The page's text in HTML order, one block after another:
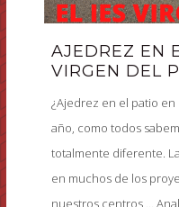
AJEDREZ EN
VIRGEN DEL
¿Ajedrez en el patio en
año, como todos
totalmente diferente.
en muchos de los
nuestros centros …